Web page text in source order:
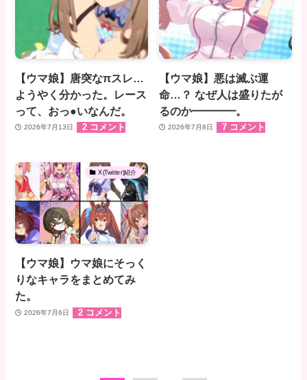
【ウマ娘】唐突なπスレ…
ようやく分かった。レース
って、おっ●いなんだ。
2026年7月13日 2 コメント
【ウマ娘】悪は滅ぶ運
命…？ なぜ人は盛りたが
るのか━━━━。
2026年7月8日 7 コメント
X(Twitter)紹介
【ウマ娘】ウマ娘にそっく
りなキャラをまとめてみ
た。
2026年7月6日 2 コメント